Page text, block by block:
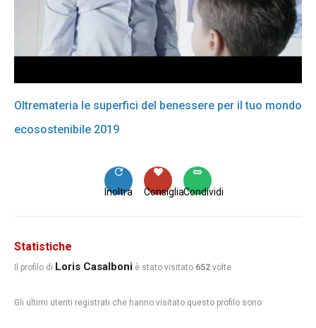
Oltremateria le superfici del benessere per il tuo mondo
ecosostenibile 2019
Condividi
Consiglia
Inoltra
Statistiche
Il profilo di Loris Casalboni è stato visitato 652 volte
Gli ultimi utenti registrati che hanno visitato questo profilo sono: